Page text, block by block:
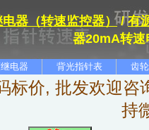
器（转速监控器）/有
器20mA转速
电器 背光指针表
齿
标价, 批发欢迎
持